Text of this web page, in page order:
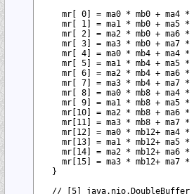
mr[ 0] = ma0 * mb0 + ma4
mr[ 1] = ma1 * mb0 + ma5
mr[ 2] = ma2 * mb0 + ma6
mr[ 3] = ma3 * mb0 + ma7
mr[ 4] = ma0 * mb4 + ma4
mr[ 5] = ma1 * mb4 + ma5
mr[ 6] = ma2 * mb4 + ma6
mr[ 7] = ma3 * mb4 + ma7
mr[ 8] = ma0 * mb8 + ma4
mr[ 9] = ma1 * mb8 + ma5
mr[10] = ma2 * mb8 + ma6
mr[11] = ma3 * mb8 + ma7
mr[12] = ma0 * mb12+ ma4
mr[13] = ma1 * mb12+ ma5
mr[14] = ma2 * mb12+ ma6
mr[15] = ma3 * mb12+ ma7
  }
  // [5] java.nio.DoubleBuffer